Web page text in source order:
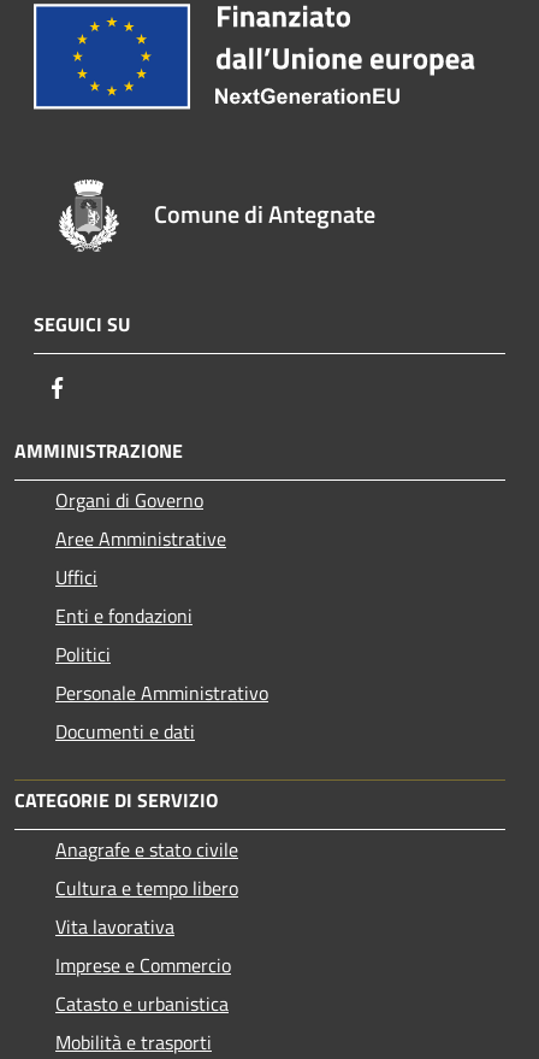
Comune di Antegnate
SEGUICI SU
AMMINISTRAZIONE
Organi di Governo
Aree Amministrative
Uffici
Enti e fondazioni
Politici
Personale Amministrativo
Documenti e dati
CATEGORIE DI SERVIZIO
Anagrafe e stato civile
Cultura e tempo libero
Vita lavorativa
Imprese e Commercio
Catasto e urbanistica
Mobilità e trasporti